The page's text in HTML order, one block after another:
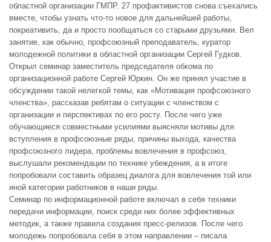
областной организации ГМПР. 27 профактивистов снова съехались
вместе, чтобы узнать что-то новое для дальнейшей работы,
покреативить, да и просто пообщаться со старыми друзьями. Вел
занятие, как обычно, профсоюзный преподаватель, куратор
молодежной политики в областной организации Сергей Гудков.
Открыл семинар заместитель председателя обкома по
организационной работе Сергей Юркин. Он же принял участие в
обсуждении такой нелегкой темы, как «Мотивация профсоюзного
членства», рассказав ребятам о ситуации с членством с
организации и перспективах по его росту. После чего уже
обучающиеся совместными усилиями выясняли мотивы для
вступления в профсоюзные ряды, причины выхода, качества
профсоюзного лидера, проблемы вовлечения в профсоюз,
выслушали рекомендации по технике убеждения, а в итоге
попробовали составить образец диалога для вовлечения той или
иной категории работников в наши ряды.
Семинар по информационной работе включал в себя техники
передачи информации, поиск среди них более эффективных
методик, а также правила создания пресс-релизов. После чего
молодежь попробовала себя в этом направлении – писала